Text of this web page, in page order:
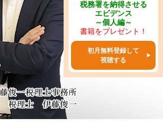
税務署を納得させる
エビデンス
～個人編～
書籍をプレゼント！
初月無料登録して
視聴する